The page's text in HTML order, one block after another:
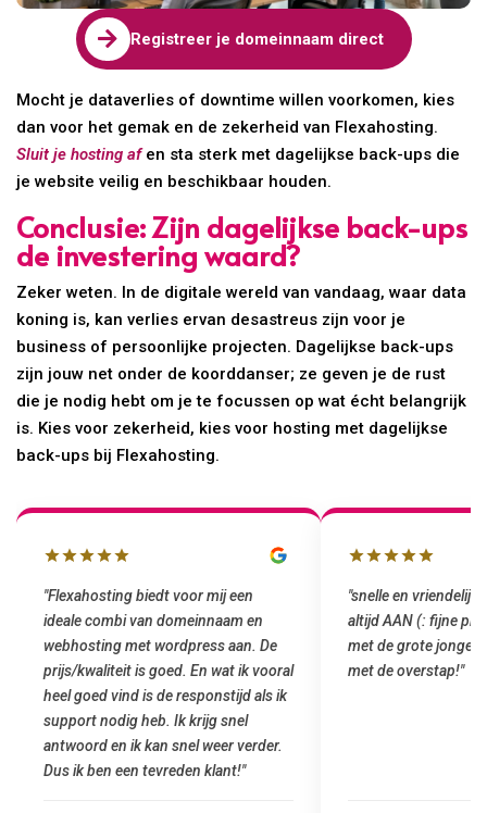
 Registreer je domeinnaam direct
Mocht je dataverlies of downtime willen voorkomen, kies
dan voor het gemak en de zekerheid van Flexahosting.
Sluit je hosting afen sta sterk met dagelijkse back-ups die
je website veilig en beschikbaar houden.
Conclusie: Zijn dagelijkse back-ups
de investering waard?
Zeker weten. In de digitale wereld van vandaag, waar data
koning is, kan verlies ervan desastreus zijn voor je
business of persoonlijke projecten. Dagelijkse back-ups
zijn jouw net onder de koorddanser; ze geven je de rust
die je nodig hebt om je te focussen op wat écht belangrijk
is. Kies voor zekerheid, kies voor hosting met dagelijkse
back-ups bij Flexahosting.
"snelle en vriendelijke service. staat
altijd AAN (: fijne prijzen vergeleken
met de grote jongens en dus nu al blij
met de overstap!"
"Top service. Ik had
het installeren van
was meteen door
gemaakt. Top